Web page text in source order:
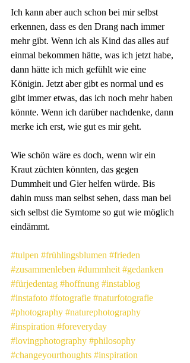
Ich kann aber auch schon bei mir selbst
erkennen, dass es den Drang nach immer
mehr gibt. Wenn ich als Kind das alles auf
einmal bekommen hätte, was ich jetzt habe,
dann hätte ich mich gefühlt wie eine
Königin. Jetzt aber gibt es normal und es
gibt immer etwas, das ich noch mehr haben
könnte. Wenn ich darüber nachdenke, dann
merke ich erst, wie gut es mir geht.
Wie schön wäre es doch, wenn wir ein
Kraut züchten könnten, das gegen
Dummheit und Gier helfen würde. Bis
dahin muss man selbst sehen, dass man bei
sich selbst die Symtome so gut wie möglich
eindämmt.
#tulpen #frühlingsblumen #frieden
#zusammenleben #dummheit #gedanken
#fürjedentag #hoffnung #instablog
#instafoto #fotografie #naturfotografie
#photography #naturephotography
#inspiration #foreveryday
#lovingphotography #philosophy
#changeyourthoughts #inspiration